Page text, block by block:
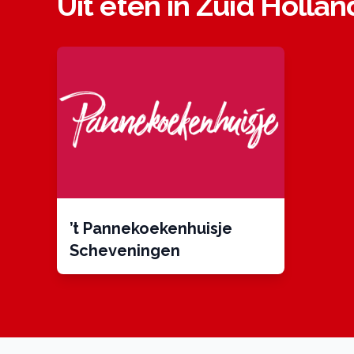
’t Pannekoekenhuisje
Scheveningen